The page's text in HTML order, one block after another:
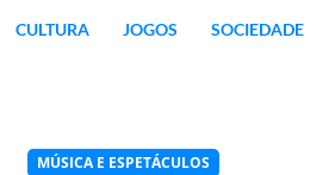
CULTURA JOGOS SOCIEDADE
MÚSICA E ESPETÁCULOS